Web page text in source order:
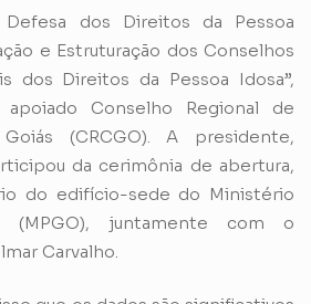
Defesa dos Direitos da Pessoa
e Estruturação dos Conselhos
dos Direitos da Pessoa Idosa”,
Conselho Regional de
(CRCGO). A presidente,
da cerimônia de abertura,
do edifício-sede do Ministério
(MPGO), juntamente com o
Carvalho.